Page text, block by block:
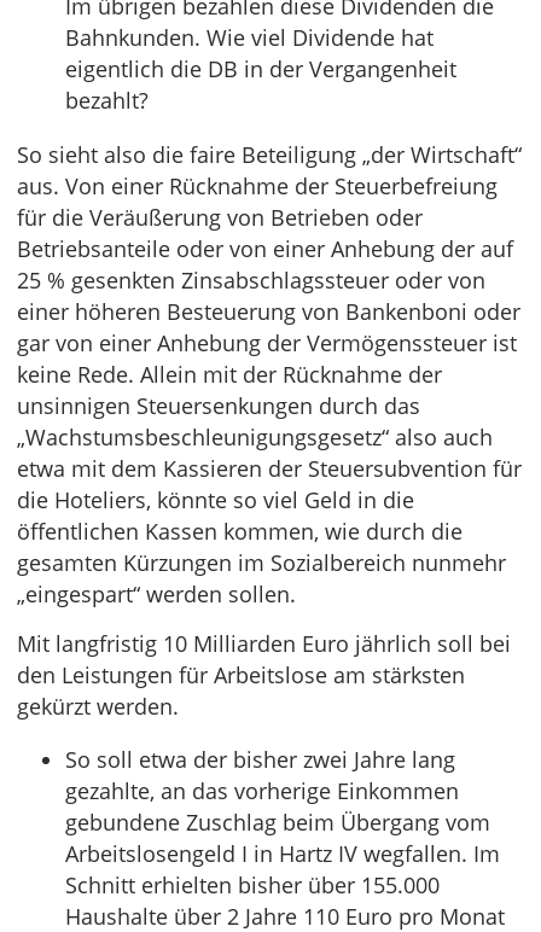
Im übrigen bezahlen diese Dividenden die
Bahnkunden. Wie viel Dividende hat
eigentlich die DB in der Vergangenheit
bezahlt?
So sieht also die faire Beteiligung „der Wirtschaft“
aus. Von einer Rücknahme der Steuerbefreiung
für die Veräußerung von Betrieben oder
Betriebsanteile oder von einer Anhebung der auf
25 % gesenkten Zinsabschlagssteuer oder von
einer höheren Besteuerung von Bankenboni oder
gar von einer Anhebung der Vermögenssteuer ist
keine Rede. Allein mit der Rücknahme der
unsinnigen Steuersenkungen durch das
„Wachstumsbeschleunigungsgesetz“ also auch
etwa mit dem Kassieren der Steuersubvention für
die Hoteliers, könnte so viel Geld in die
öffentlichen Kassen kommen, wie durch die
gesamten Kürzungen im Sozialbereich nunmehr
„eingespart“ werden sollen.
Mit langfristig 10 Milliarden Euro jährlich soll bei
den Leistungen für Arbeitslose am stärksten
gekürzt werden.
So soll etwa der bisher zwei Jahre lang
gezahlte, an das vorherige Einkommen
gebundene Zuschlag beim Übergang vom
Arbeitslosengeld I in Hartz IV wegfallen. Im
Schnitt erhielten bisher über 155.000
Haushalte über 2 Jahre 110 Euro pro Monat